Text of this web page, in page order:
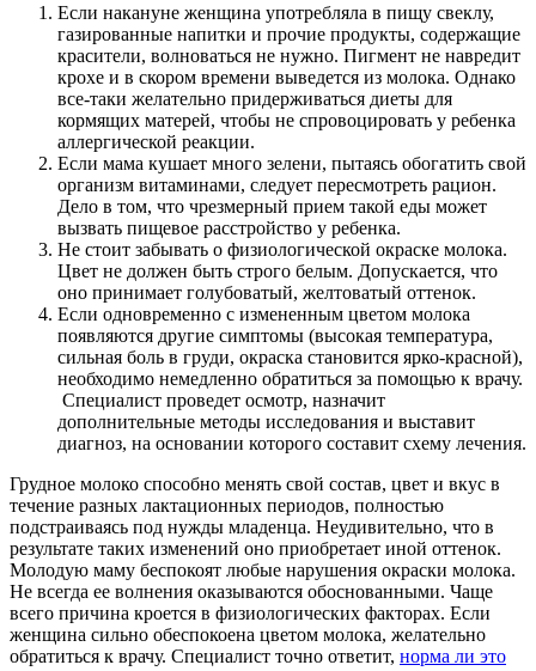
Если накануне женщина употребляла в пищу свеклу,
газированные напитки и прочие продукты, содержащие
красители, волноваться не нужно. Пигмент не навредит
крохе и в скором времени выведется из молока. Однако
все-таки желательно придерживаться диеты для
кормящих матерей, чтобы не спровоцировать у ребенка
аллергической реакции.
Если мама кушает много зелени, пытаясь обогатить свой
организм витаминами, следует пересмотреть рацион.
Дело в том, что чрезмерный прием такой еды может
вызвать пищевое расстройство у ребенка.
Не стоит забывать о физиологической окраске молока.
Цвет не должен быть строго белым. Допускается, что
оно принимает голубоватый, желтоватый оттенок.
Если одновременно с измененным цветом молока
появляются другие симптомы (высокая температура,
сильная боль в груди, окраска становится ярко-красной),
необходимо немедленно обратиться за помощью к врачу.
Специалист проведет осмотр, назначит
дополнительные методы исследования и выставит
диагноз, на основании которого составит схему лечения.
Грудное молоко способно менять свой состав, цвет и вкус в
течение разных лактационных периодов, полностью
подстраиваясь под нужды младенца. Неудивительно, что в
результате таких изменений оно приобретает иной оттенок.
Молодую маму беспокоят любые нарушения окраски молока.
Не всегда ее волнения оказываются обоснованными. Чаще
всего причина кроется в физиологических факторах. Если
женщина сильно обеспокоена цветом молока, желательно
обратиться к врачу. Специалист точно ответит, норма ли это